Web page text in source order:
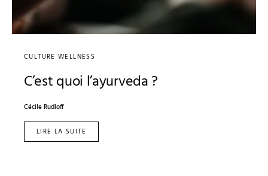
CULTURE WELLNESS
C’est quoi l’ayurveda ?
Cécile Rudloff
LIRE LA SUITE